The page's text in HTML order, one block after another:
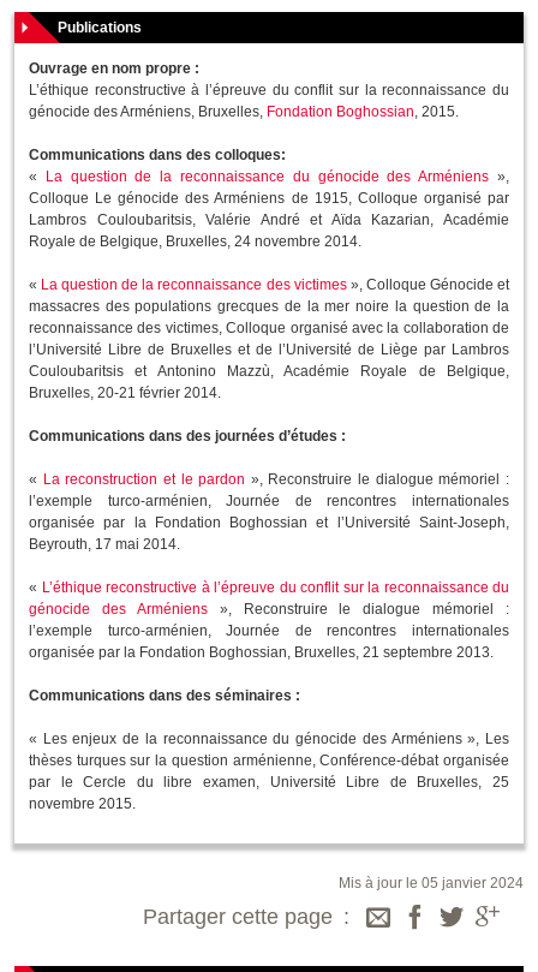
Publications
Ouvrage en nom propre :
L’éthique reconstructive à l’épreuve du conflit sur la reconnaissance du
génocide des Arméniens, Bruxelles, Fondation Boghossian, 2015.
Communications dans des colloques:
«
La question de la reconnaissance du génocide des Arméniens »,
Colloque Le génocide des Arméniens de 1915, Colloque organisé par
Lambros Couloubaritsis, Valérie André et Aïda Kazarian, Académie
Royale de Belgique, Bruxelles, 24 novembre 2014.
« La question de la reconnaissance des victimes», Colloque Génocide et
massacres des populations grecques de la mer noire la question de la
reconnaissance des victimes, Colloque organisé avec la collaboration de
l’Université Libre de Bruxelles et de l’Université de Liège par Lambros
Couloubaritsis et Antonino Mazzù, Académie Royale de Belgique,
Bruxelles, 20-21 février 2014.
Communications dans des journées d’études :
« La reconstruction et le pardon », Reconstruire le dialogue mémoriel :
l’exemple turco-arménien, Journée de rencontres internationales
organisée par la Fondation Boghossian et l’Université Saint-Joseph,
Beyrouth, 17 mai 2014.
« L’éthique reconstructive à l’épreuve du conflit sur la reconnaissance du
génocide des Arméniens», Reconstruire le dialogue mémoriel :
l’exemple turco-arménien, Journée de rencontres internationales
organisée par la Fondation Boghossian, Bruxelles, 21 septembre 2013.
Communications dans des séminaires :
« Les enjeux de la reconnaissance du génocide des Arméniens », Les
thèses turques sur la question arménienne, Conférence-débat organisée
par le Cercle du libre examen, Université Libre de Bruxelles, 25
novembre 2015.
Mis à jour le 05 janvier 2024
Partager cette page